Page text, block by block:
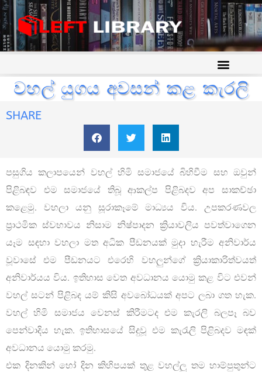
වහල් යුගය අවසන් කළ කැරලි
SHARE
පසුගිය කලාපයෙන් වහල් හිමි සමාජයේ බිහිවීම සහ ඔවුන්
පිළිබඳව එම සමාජයේ තිබූ ආකල්ප පිළිබදව අප සාකච්ඡා
කළෙමු. වහලා යනු සූරාකෑමේ මාධ්‍යය විය. උපකරණවල
ප්‍රාථමික ස්වභාවය නිසාම නිෂ්පාදන ක්‍රියාවලිය පවත්වාගෙන
යෑම සඳහා වහලා මත අධික පීඩනයක් මුදා හැරීම අනිවාර්ය
වූවාසේ එම පීඩනයට එරෙහි වහලුන්ගේ ක්‍රියාකාරිත්වයත්
අනිවාර්යය විය. ඉතිහාස වෙත අවධානය යොමු කළ විට එවන්
වහල් සටන් පිළිබද යම් කිසි අවබෝධයක් අපට ලබා ගත හැක.
වහල් හිමි සමාජය වෙනස් කිරීමටද එම කැරලි බලපෑ බව
පෙන්වාදිය හැක. ඉතිහාසයේ සිදුවූ එම කැරැලි පිළිබදව මඳක්
අවධානය යොමු කරමු.
එක දිනකින් හෝ දින කිහිපයක් තුළ වහල්ලු තම හාම්පුතුන්ට